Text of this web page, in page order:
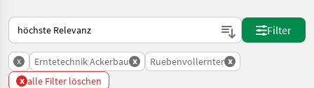
So wird auf Landwirt.com sortiert
Filter
x Erntetechnik Ackerbau x Ruebenvollernter x
x alle Filter löschen